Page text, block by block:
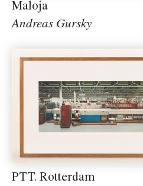
Maloja
Andreas Gursky
PTT. Rotterdam